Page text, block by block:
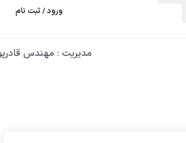
ورود / ثبت نام
مدیریت : مهندس